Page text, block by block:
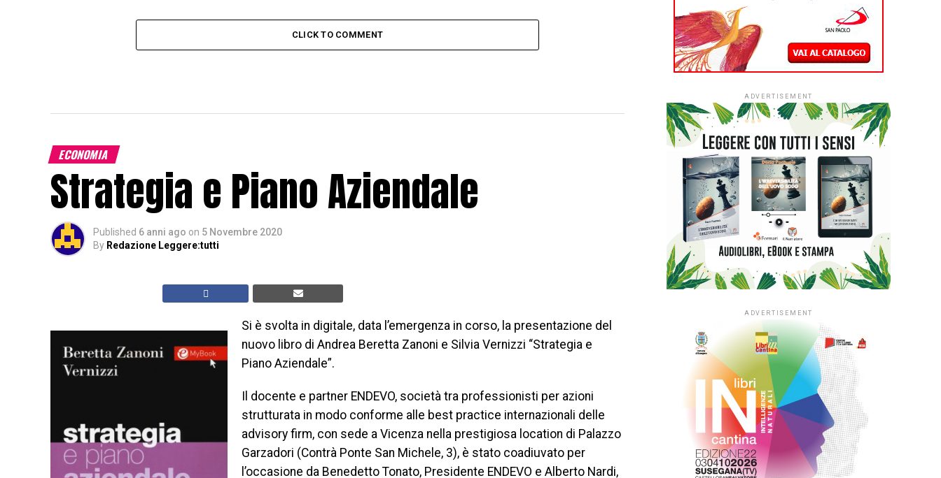
CLICK TO COMMENT
ECONOMIA
Strategia e Piano Aziendale
Published 6 anni ago on 5 Novembre 2020
By Redazione Leggere:tutti
Si è svolta in digitale, data l’emergenza in corso, la presentazione del
nuovo libro di Andrea Beretta Zanoni e Silvia Vernizzi “Strategia e
Piano Aziendale”.
Il docente e partner ENDEVO, società tra professionisti per azioni
strutturata in modo conforme alle best practice internazionali delle
advisory firm, con sede a Vicenza nella prestigiosa location di Palazzo
Garzadori (Contrà Ponte San Michele, 3), è stato coadiuvato per
l’occasione da Benedetto Tonato, Presidente ENDEVO e Alberto Nardi,
ADVERTISEMENT
ADVERTISEMENT